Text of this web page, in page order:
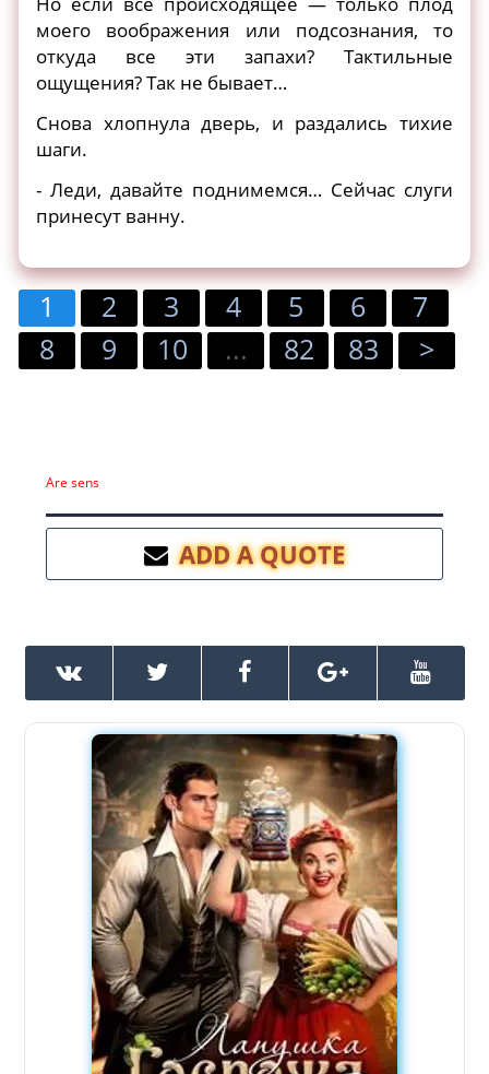
моего воображения или подсознания, то
откуда все эти запахи? Тактильные
ощущения? Так не бывает…
Снова хлопнула дверь, и раздались тихие
шаги.
- Леди, давайте поднимемся… Сейчас слуги
принесут ванну.
1 2 3 4 5 6
7
8
9 10 ... 82 83 >
Are sens
ADD A QUOTE